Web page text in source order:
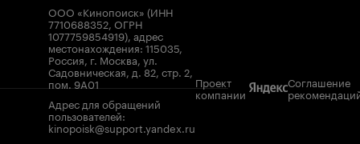
ООО «Кинопоиск» (ИНН
7710688352, ОГРН
1077759854919), адрес
местонахождения: 115035,
Россия, г. Москва, ул.
Садовническая, д. 82, стр. 2,
пом. 9А01
Адрес для обращений
пользователей:
kinopoisk@support.yandex.ru
Проект
компании
Соглашение